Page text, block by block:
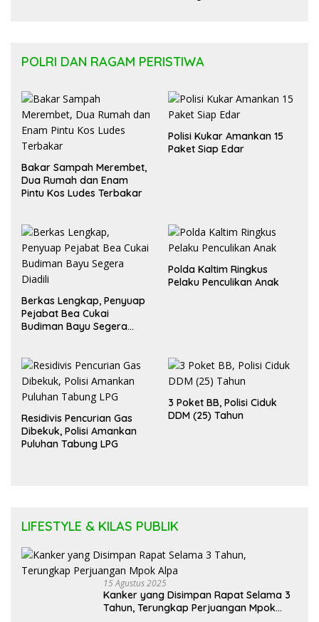
POLRI DAN RAGAM PERISTIWA
Bakar Sampah Merembet,
Dua Rumah dan Enam
Pintu Kos Ludes Terbakar
Polisi Kukar Amankan 15
Paket Siap Edar
Berkas Lengkap, Penyuap
Pejabat Bea Cukai
Budiman Bayu Segera
Polda Kaltim Ringkus
Pelaku Penculikan Anak
Residivis Pencurian Gas
Dibekuk, Polisi Amankan
Puluhan Tabung LPG
3 Poket BB, Polisi Ciduk
DDM (25) Tahun
LIFESTYLE & KILAS PUBLIK
15 Agustus 2025
Kanker yang Disimpan Rapat Selama 3
Tahun, Terungkap Perjuangan Mpok